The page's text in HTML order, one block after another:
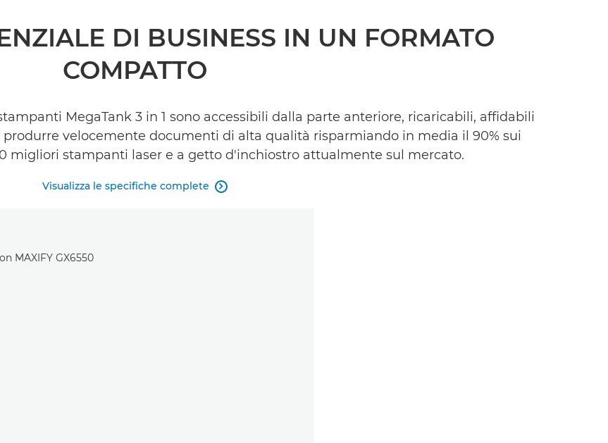
DI BUSINESS IN UN FORMATO
COMPATTO
MegaTank 3 in 1 sono accessibili dalla parte anteriore, ricaricabili, affidabili
velocemente documenti di alta qualità risparmiando in media il 90% sui
migliori stampanti laser e a getto d'inchiostro attualmente sul mercato.
Visualizza le specifiche complete 